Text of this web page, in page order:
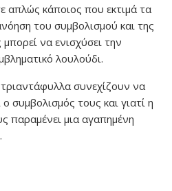
απλώς κάποιος που εκτιμά τα
του συμβολισμού και της
να ενισχύσει την
λουλούδι.
συνεχίζουν να
συμβολισμός τους και γιατί η
παραμένει μια αγαπημένη